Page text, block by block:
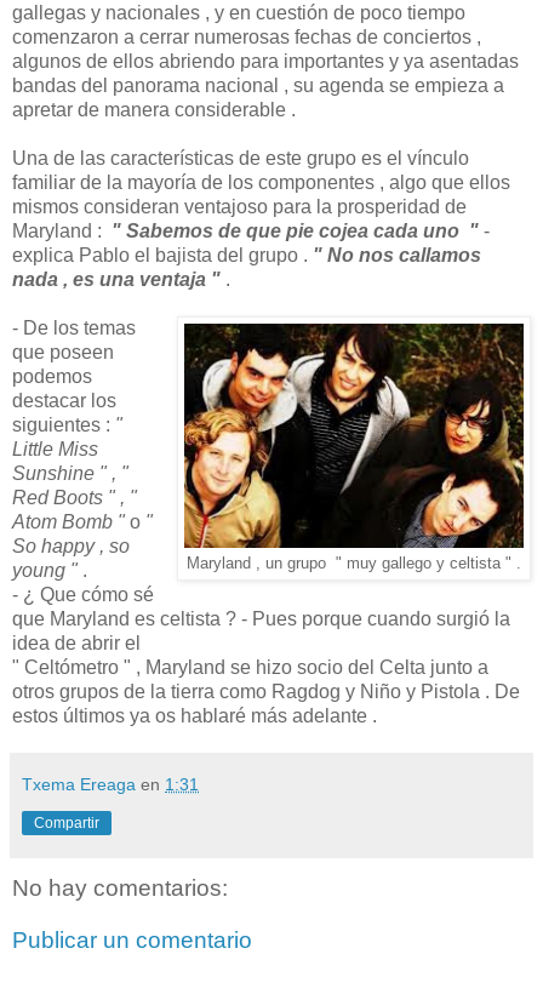
gallegas y nacionales , y en cuestión de poco tiempo
comenzaron a cerrar numerosas fechas de conciertos ,
algunos de ellos abriendo para importantes y ya asentadas
bandas del panorama nacional , su agenda se empieza a
apretar de manera considerable .
Una de las características de este grupo es el vínculo
familiar de la mayoría de los componentes , algo que ellos
mismos consideran ventajoso para la prosperidad de
Maryland : " Sabemos de que pie cojea cada uno " -
explica Pablo el bajista del grupo . " No nos callamos
nada , es una ventaja " .
Maryland , un grupo " muy gallego y celtista " .
- De los temas
que poseen
podemos
destacar los
siguientes : "
Little Miss
Sunshine " , "
Red Boots " , "
Atom Bomb " o "
So happy , so
young " .
- ¿ Que cómo sé
que Maryland es celtista ? - Pues porque cuando surgió la
idea de abrir el
" Celtómetro " , Maryland se hizo socio del Celta junto a
otros grupos de la tierra como Ragdog y Niño y Pistola . De
estos últimos ya os hablaré más adelante .
Txema Ereaga en 1:31
Compartir
No hay comentarios:
Publicar un comentario